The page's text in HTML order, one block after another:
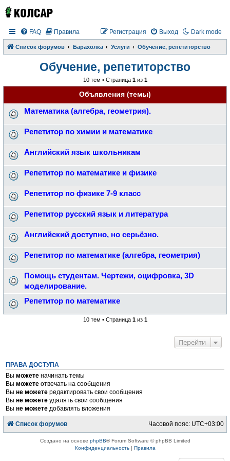
Dark mode
FAQ Правила Выход
Регистрация
Список форумов Барахолка Услуги Обучение, репетиторство
Обучение, репетиторство
10 тем • Страница 1из 1
Объявления (темы)
Математика (алгебра, геометрия).
Репетитор по химии и математике
Английский язык школьникам
Репетитор по математике и физике
Репетитор по физике 7-9 класс
Репетитор русский язык и литература
Английский доступно, но серьёзно.
Репетитор по математике (алгебра, геометрия)
Помощь студентам. Чертежи, оцифровка, 3D
моделирование.
Репетитор по математике
10 тем • Страница 1из 1
Перейти
ПРАВА ДОСТУПА
Выможете начинать темы
Выможете отвечать на сообщения
Выне можете редактировать свои сообщения
Выне можете удалять свои сообщения
Выне можете добавлять вложения
Список форумов Часовой пояс: UTC+03:00
Создано на основе phpBB® Forum Software © phpBB Limited
Конфиденциальность| Правила